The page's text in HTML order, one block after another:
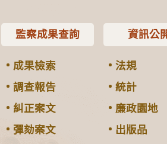
監察成果查詢
成果檢索
調查報告
糾正案文
彈劾案文
資訊公
法規
統計
廉政園地
出版品